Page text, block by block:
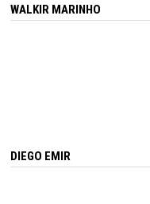
WALKIR MARINHO
DIEGO EMIR